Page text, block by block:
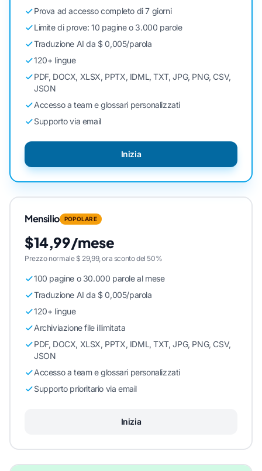
Prova ad accesso completo di 7 giorni
Limite di prove: 10 pagine o 3.000 parole
Traduzione AI da $ 0,005/parola
120+ lingue
PDF, DOCX, XLSX, PPTX, IDML, TXT, JPG, PNG, CSV,
JSON
Accesso a team e glossari personalizzati
Supporto via email
Inizia
Mensilio POPOLARE
$14,99/mese
Prezzo normale $ 29,99, ora sconto del 50%
100 pagine o 30.000 parole al mese
Traduzione AI da $ 0,005/parola
120+ lingue
Archiviazione file illimitata
PDF, DOCX, XLSX, PPTX, IDML, TXT, JPG, PNG, CSV,
JSON
Accesso a team e glossari personalizzati
Supporto prioritario via email
Inizia